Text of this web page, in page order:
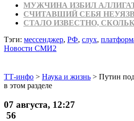
МУЖЧИНА ИЗБИЛ
СЧИТАВШИЙ СЕБЯ
СТАЛО ИЗВЕСТНО,
Тэги: мессенджер, РФ, слух,
Новости СМИ2
ТТ-инфо > Наука и жизнь > Путин
в этом разделе
07 августа, 12:27
56